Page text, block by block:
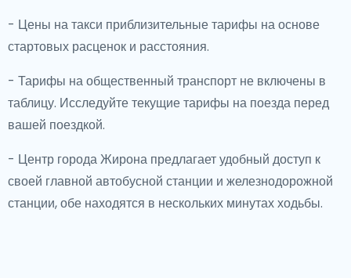
- Цены на такси приблизительные тарифы на основе
стартовых расценок и расстояния.
- Тарифы на общественный транспорт не включены в
таблицу. Исследуйте текущие тарифы на поезда перед
вашей поездкой.
- Центр города Жирона предлагает удобный доступ к
своей главной автобусной станции и железнодорожной
станции, обе находятся в нескольких минутах ходьбы.